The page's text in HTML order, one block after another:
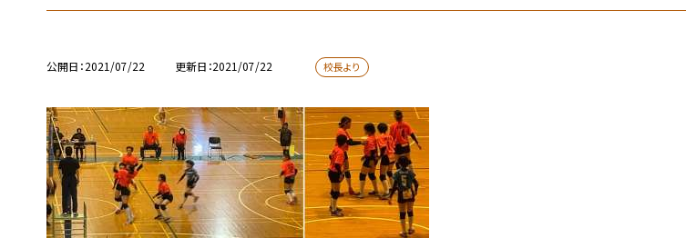
公開日 2021/07/22 更新日 2021/07/22 校長より